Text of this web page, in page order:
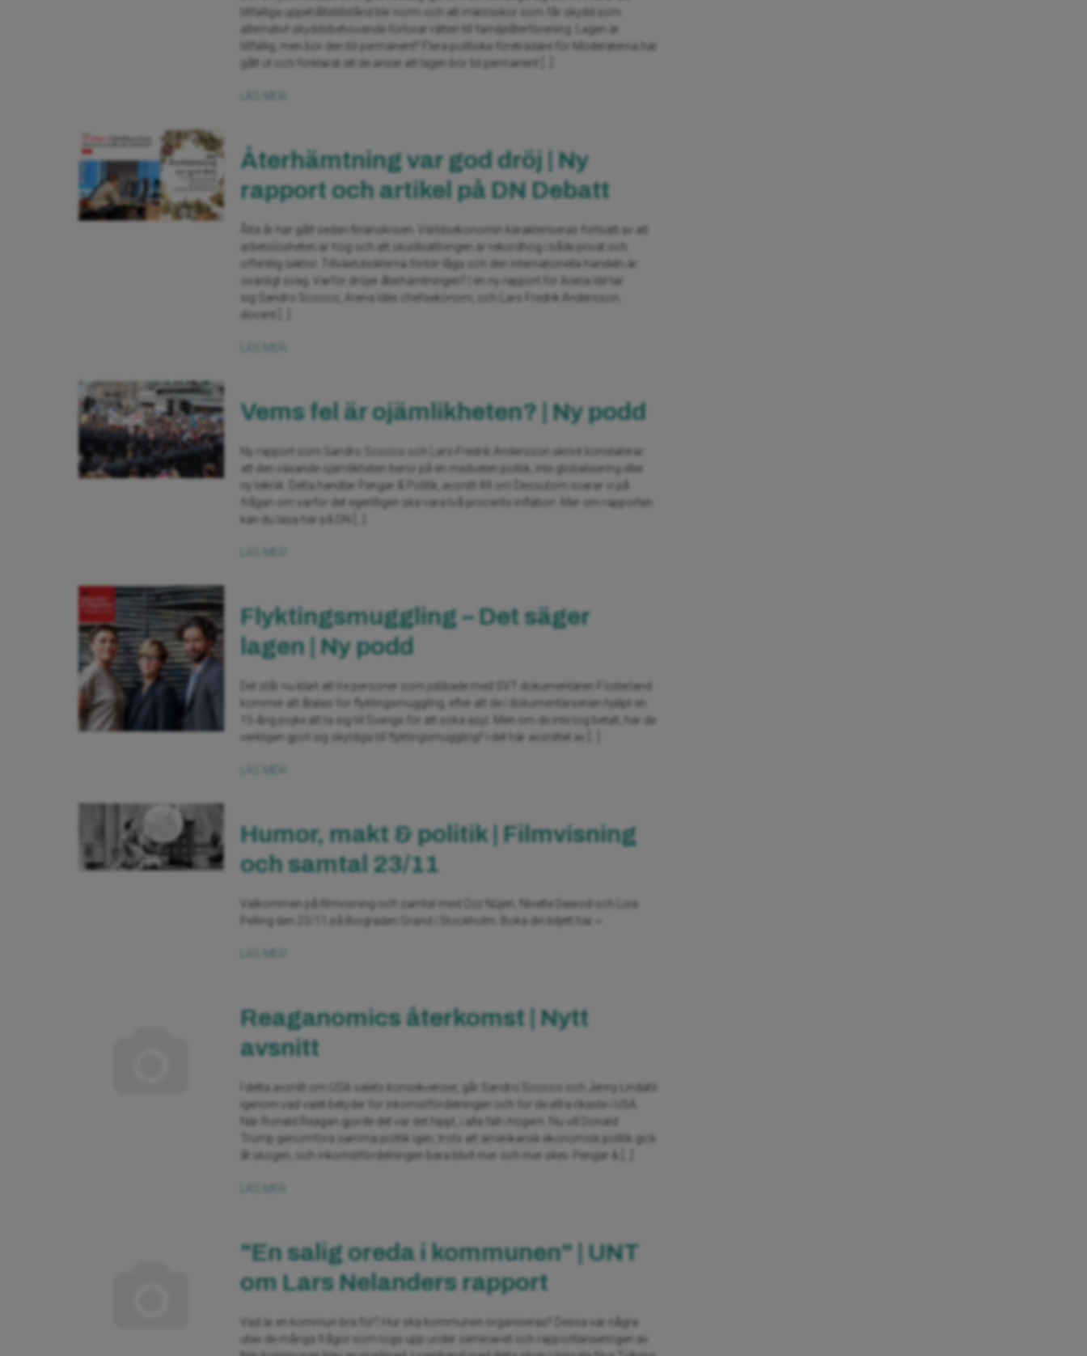
tillfälliga uppehållstillstånd blir norm och att människor som får skydd som
alternativt skyddsbehövande förlorar rätten till familjeåterförening. Lagen är
tillfällig, men bör den bli permanent? Flera politiska företrädare för Moderaterna har
gått ut och förklarat att de anser att lagen bör bli permanent […]
Återhämtning var god dröj | Ny
rapport och artikel på DN Debatt
Åtta år har gått sedan finanskrisen. Världsekonomin karakteriseras fortsatt av att
arbetslösheten är hög och att skuldsättningen är rekordhög i både privat och
offentlig sektor. Tillväxtutsikterna förblir låga och den internationella handeln är
ovanligt svag. Varför dröjer återhämtningen? I en ny rapport för Arena Idé tar
sig Sandro Scocco, Arena Idés chefsekonom, och Lars Fredrik Andersson,
docent […]
Vems fel är ojämlikheten? | Ny podd
Ny rapport som Sandro Scocco och Lars-Fredrik Andersson skrivit konstaterar
att den växande ojämlikheten beror på en medveten politik, inte globalisering eller
ny teknik. Detta handlar Pengar & Politik, avsnitt 49 om Dessutom svarar vi på
frågan om varför det egentligen ska vara två procents inflation. Mer om rapporten
kan du läsa här på DN […]
Flyktingsmuggling – Det säger
lagen | Ny podd
Det står nu klart att tre personer som jobbade med SVT dokumentären Fosterland
kommer att åtalas för flyktingsmuggling, efter att de i dokumentärserien hjälpt en
15-årig pojke att ta sig till Sverige för att söka asyl. Men om de inte tog betalt, har de
verkligen gjort sig skyldiga till flyktingsmuggling? I det här avsnittet av […]
Humor, makt & politik | Filmvisning
och samtal 23/11
Välkommen på filmvisning och samtal med Özz Nûjen, Nivette Dawod och Lisa
Pelling den 23/11 på Biograden Grand i Stockholm. Boka din biljett här ››
Reaganomics återkomst | Nytt
avsnitt
I detta avsnitt om USA-valets konsekvenser, går Sandro Scocco och Jenny Lindahl
igenom vad valet betyder för inkomstfördelningen och för de allra rikaste i USA.
När Ronald Reagan gjorde det var det hippt, i alla fall i högern. Nu vill Donald
Trump genomföra samma politik igen, trots att amerikansk ekonomisk politik gick
åt skogen, och inkomstfördelningen bara blivit mer och mer skev. Pengar & […]
"En salig oreda i kommunen" | UNT
om Lars Nelanders rapport
Vad är en kommun bra för? Hur ska kommunen organiseras? Dessa var några
utav de många frågor som togs upp under seminariet och rapportlanseringen av